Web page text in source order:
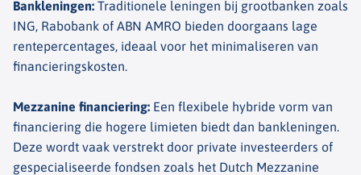
Bankleningen: Traditionele leningen bij grootbanken zoals
ING, Rabobank of ABN AMRO bieden doorgaans lage
rentepercentages, ideaal voor het minimaliseren van
financieringskosten.
Mezzanine financiering: Een flexibele hybride vorm van
financiering die hogere limieten biedt dan bankleningen.
Deze wordt vaak verstrekt door private investeerders of
gespecialiseerde fondsen zoals het Dutch Mezzanine